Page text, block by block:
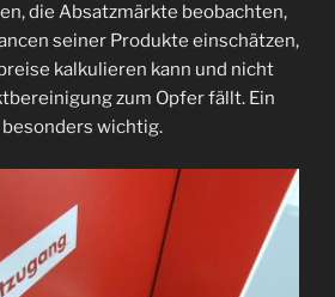
die Absatzmärkte beobachten,
seiner Produkte einschätzen,
kalkulieren kann und nicht
zum Opfer fällt. Ein
besonders wichtig.